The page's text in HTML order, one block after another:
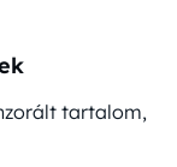
tartalom,